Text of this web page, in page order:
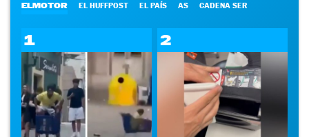
ELMOTOR EL HUFFPOST EL PAÍS AS CADENA SER
1 2